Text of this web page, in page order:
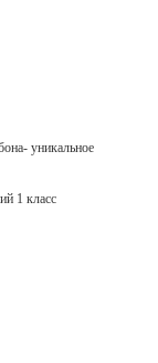
уникальное
1 класс